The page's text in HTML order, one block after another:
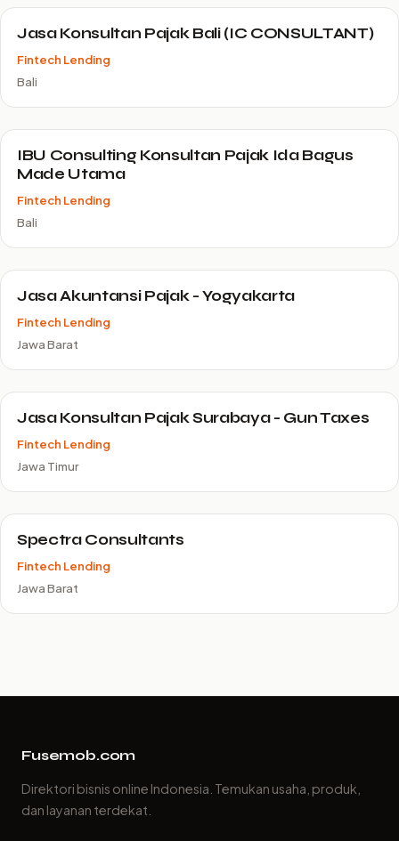
Jasa Konsultan Pajak Bali (IC CONSULTANT)
Fintech Lending
Bali
IBU Consulting Konsultan Pajak Ida Bagus
Made Utama
Fintech Lending
Bali
Jasa Akuntansi Pajak - Yogyakarta
Fintech Lending
Jawa Barat
Jasa Konsultan Pajak Surabaya - Gun Taxes
Fintech Lending
Jawa Timur
Spectra Consultants
Fintech Lending
Jawa Barat
Fusemob.com
Direktori bisnis online Indonesia. Temukan usaha, produk,
dan layanan terdekat.